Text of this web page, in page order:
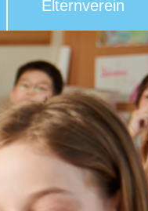
Elternverein